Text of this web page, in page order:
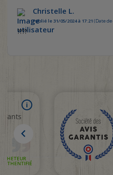
Christelle L.
Publié le 31/05/2024 à 17:21 (Date de
????